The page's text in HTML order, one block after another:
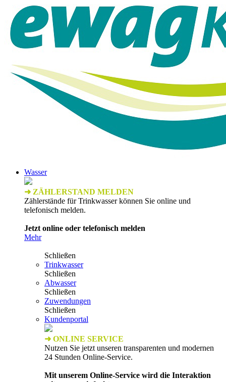
Wasser
➜ ZÄHLERSTAND MELDEN
Zählerstände für Trinkwasser können Sie online und
telefonisch melden.
Jetzt online oder telefonisch melden
Mehr
Schließen
Trinkwasser
Schließen
Abwasser
Schließen
Zuwendungen
Schließen
Kundenportal
➜ ONLINE SERVICE
Nutzen Sie jetzt unseren transparenten und modernen
24 Stunden Online-Service.
Mit unserem Online-Service wird die Interaktion